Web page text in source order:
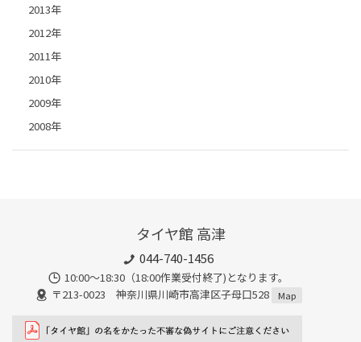
2013年
2012年
2011年
2010年
2009年
2008年
タイヤ館 高津
044-740-1456
10:00～18:30（18:00作業受付終了)となります。
〒213-0023 神奈川県川崎市高津区子母口528
Map